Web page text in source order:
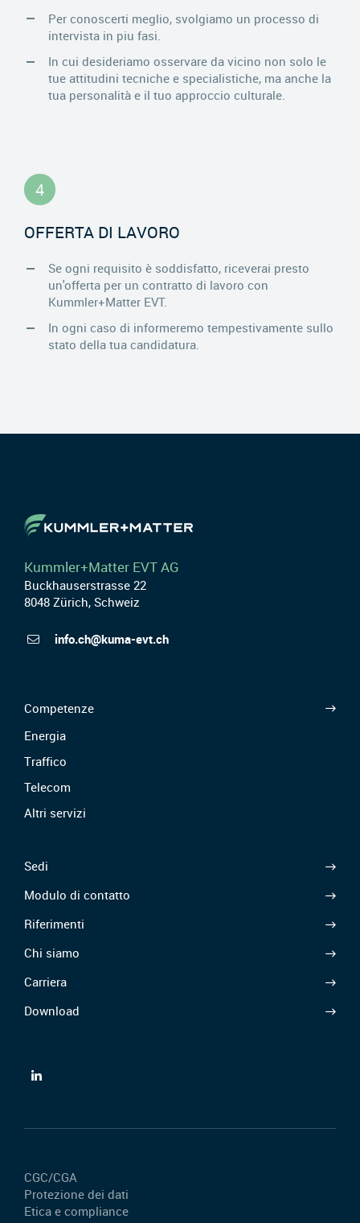
Per conoscerti meglio, svolgiamo un processo di
intervista in piu fasi.
In cui desideriamo osservare da vicino non solo le
tue attitudini tecniche e specialistiche, ma anche la
tua personalità e il tuo approccio culturale.
4
OFFERTA DI LAVORO
Se ogni requisito è soddisfatto, riceverai presto
un'offerta per un contratto di lavoro con
Kummler+Matter EVT.
In ogni caso di informeremo tempestivamente sullo
stato della tua candidatura.
Kummler+Matter EVT AG
Buckhauserstrasse 22
8048 Zürich, Schweiz
info.ch@kuma-evt.ch
Competenze
Energia
Traffico
Telecom
Altri servizi
Sedi
Modulo di contatto
Riferimenti
Chi siamo
Carriera
Download
CGC/CGA
Protezione dei dati
Etica e compliance